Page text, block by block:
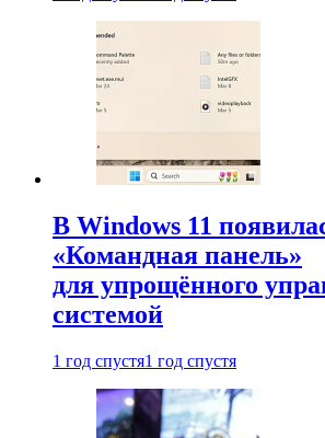
В Windows 11
«Командная панель»
для упрощённого
системой
1 год спустя1 год спустя